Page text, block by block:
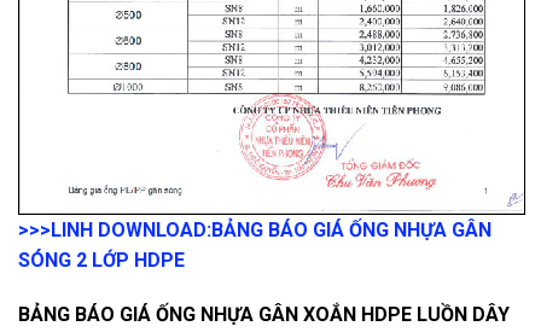
>>>LINH DOWNLOAD:BẢNG BÁO GIÁ ỐNG NHỰA GÂN
SÓNG 2 LỚP HDPE
BẢNG BÁO GIÁ ỐNG NHỰA GÂN XOẮN HDPE LUỒN DÂY